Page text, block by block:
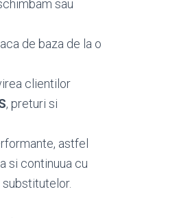
sau
de baza de la o
clientilor
, preturi si
astfel
si continuua cu